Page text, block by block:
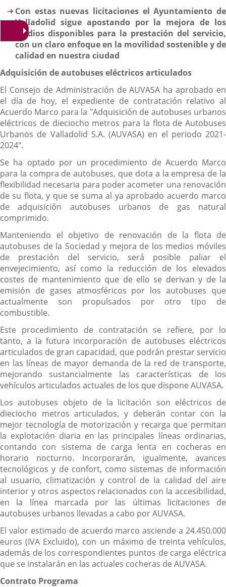
Con estas nuevas licitaciones el Ayuntamiento de
Valladolid sigue apostando por la mejora de los
medios disponibles para la prestación del servicio,
con un claro enfoque en la movilidad sostenible y de
calidad en nuestra ciudad
Adquisición de autobuses eléctricos articulados
El Consejo de Administración de AUVASA ha aprobado en
el día de hoy, el expediente de contratación relativo al
Acuerdo Marco para la "Adquisición de autobuses urbanos
eléctricos de dieciocho metros para la flota de Autobuses
Urbanos de Valladolid S.A. (AUVASA) en el periodo 2021-
2024".
Se ha optado por un procedimiento de Acuerdo Marco
para la compra de autobuses, que dota a la empresa de la
flexibilidad necesaria para poder acometer una renovación
de su flota, y que se suma al ya aprobado acuerdo marco
de adquisición autobuses urbanos de gas natural
comprimido.
Manteniendo el objetivo de renovación de la flota de
autobuses de la Sociedad y mejora de los medios móviles
de prestación del servicio, será posible paliar el
envejecimiento, así como la reducción de los elevados
costes de mantenimiento que de ello se derivan y de la
emisión de gases atmosféricos por los autobuses que
actualmente son propulsados por otro tipo de
combustible.
Este procedimiento de contratación se refiere, por lo
tanto, a la futura incorporación de autobuses eléctricos
articulados de gran capacidad, que podrán prestar servicio
en las líneas de mayor demanda de la red de transporte,
mejorando sustancialmente las características de los
vehículos articulados actuales de los que dispone AUVASA.
Los autobuses objeto de la licitación son eléctricos de
dieciocho metros articulados, y deberán contar con la
mejor tecnología de motorización y recarga que permitan
la explotación diaria en las principales líneas ordinarias,
contando con sistema de carga lenta en cocheras en
horario nocturno. Incorporarán, igualmente, avances
tecnológicos y de confort, como sistemas de información
al usuario, climatización y control de la calidad del aire
interior y otros aspectos relacionados con la accesibilidad,
en la línea marcada por las últimas licitaciones de
autobuses urbanos llevadas a cabo por AUVASA.
El valor estimado de acuerdo marco asciende a 24.450.000
euros (IVA Excluido), con un máximo de treinta vehículos,
además de los correspondientes puntos de carga eléctrica
que se instalarán en las actuales cocheras de AUVASA.
Contrato Programa